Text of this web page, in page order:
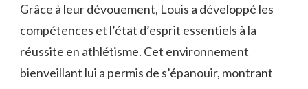
Grâce à leur dévouement, Louis a développé les
compétences et l’état d’esprit essentiels à la
réussite en athlétisme. Cet environnement
bienveillant lui a permis de s’épanouir, montrant